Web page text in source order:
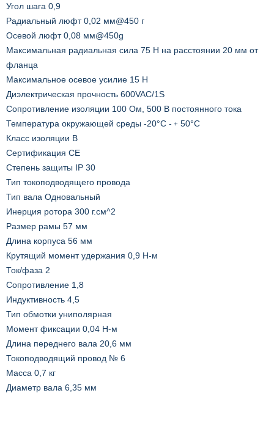
Угол шага 0,9
Радиальный люфт 0,02 мм@450 г
Осевой люфт 0,08 мм@450g
Максимальная радиальная сила 75 Н на расстоянии 20 мм от
фланца
Максимальное осевое усилие 15 Н
Диэлектрическая прочность 600VAC/1S
Сопротивление изоляции 100 Ом, 500 В постоянного тока
Температура окружающей среды -20°C -﹢50°C
Класс изоляции B
Сертификация CE
Степень защиты IP 30
Тип токоподводящего провода
Тип вала Одновальный
Инерция ротора 300 г.см^2
Размер рамы 57 мм
Длина корпуса 56 мм
Крутящий момент удержания 0,9 Н-м
Ток/фаза 2
Сопротивление 1,8
Индуктивность 4,5
Тип обмотки униполярная
Момент фиксации 0,04 Н-м
Длина переднего вала 20,6 мм
Токоподводящий провод № 6
Масса 0,7 кг
Диаметр вала 6,35 мм